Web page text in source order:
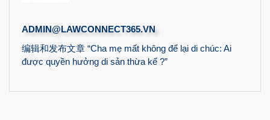
ADMIN@LAWCONNECT365.VN
编辑和发布文章 “Cha mẹ mất không để lại di chúc: Ai
được quyền hưởng di sản thừa kế ?”